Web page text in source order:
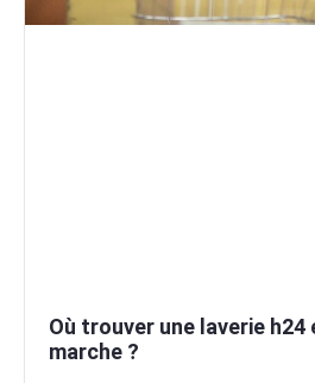
Où trouver une laverie
marche ?